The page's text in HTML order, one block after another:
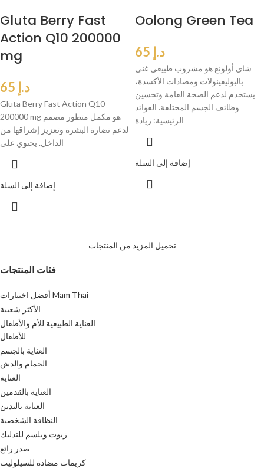
فئات المنتجات
أفضل اختيارات Mam Thai
الأكثر شعبية
العناية الطبيعية للأم والأطفال
للأطفال
العناية بالجسم
الحمام والدش
العناية
العناية بالقدمين
العناية باليدين
النظافة الشخصية
زيوت وبلسم للتدليك
صدر رائع
كريمات مضادة للسيلوليت
Gluta Berry Fast
Action Q10 200000
mg
د.إ
Gluta Berry Fast Action Q10
200000 mg هو مكمل متطور مصمم
لدعم نضارة البشرة وتعزيز إشراقها من
الداخل. يحتوي على
إضافة إلى السلة
Oolong Green Tea
د.إ
شاي أولونغ هو مشروب طبيعي غني
بالبوليفينولات ومضادات الأكسدة،
يستخدم لدعم الصحة العامة وتحسين
وظائف الجسم المختلفة. الفوائد
الرئيسية: زيادة
إضافة إلى السلة
تحميل المزيد من المنتجات